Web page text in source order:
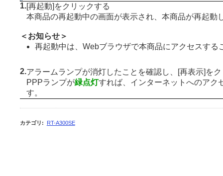
1. [再起動]をクリックする
本商品の再起動中の画面が表示され、本商品が再起動
＜お知らせ＞
再起動中は、Webブラウザで本商品にアクセスする
2.アラームランプが消灯したことを確認し、[再表示]を
PPPランプが緑点灯すれば、インターネットへのアク
す。
カテゴリ : RT-A300SE